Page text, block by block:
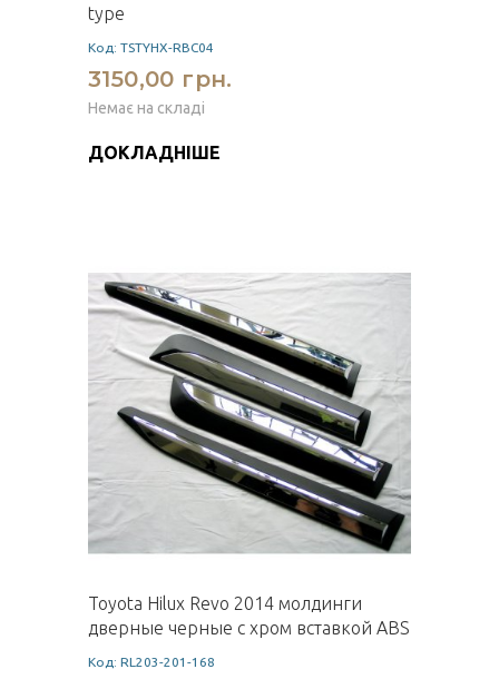
type
Код: TSTYHX-RBC04
3150,00 грн.
Немає на складі
ДОКЛАДНІШЕ
Toyota Hilux Revo 2014 молдинги
дверные черные с хром вставкой ABS
Код: RL203-201-168